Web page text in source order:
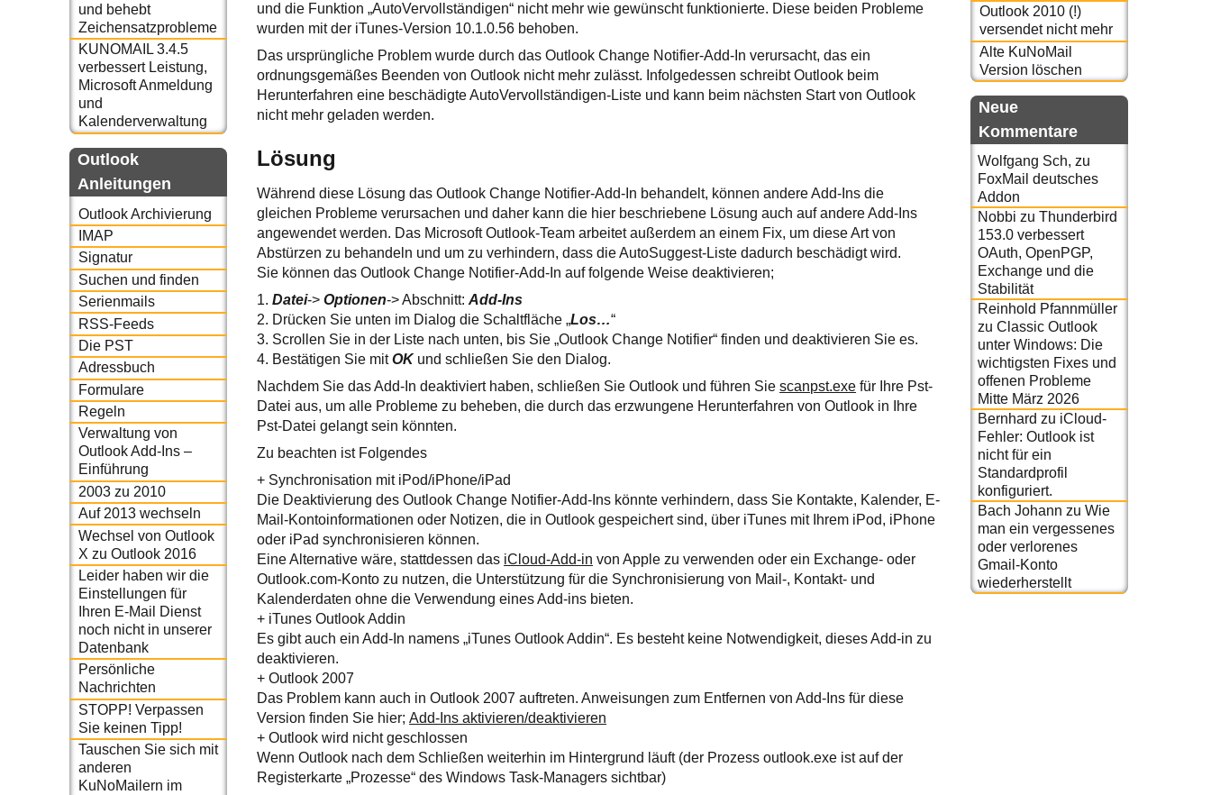
und behebt
Zeichensatzprobleme
KUNOMAIL 3.4.5
verbessert Leistung,
Microsoft Anmeldung
und
Kalenderverwaltung
Outlook
Anleitungen
Outlook Archivierung
IMAP
Signatur
Suchen und finden
Serienmails
RSS-Feeds
Die PST
Adressbuch
Formulare
Regeln
Verwaltung von
Outlook Add-Ins –
Einführung
2003 zu 2010
Auf 2013 wechseln
Wechsel von Outlook
X zu Outlook 2016
Leider haben wir die
Einstellungen für
Ihren E-Mail Dienst
noch nicht in unserer
Datenbank
Persönliche
Nachrichten
STOPP! Verpassen
Sie keinen Tipp!
Tauschen Sie sich mit
anderen
KuNoMailern im
und die Funktion „AutoVervollständigen“ nicht mehr wie gewünscht funktionierte. Diese beiden Probleme
wurden mit der iTunes-Version 10.1.0.56 behoben.
Das ursprüngliche Problem wurde durch das Outlook Change Notifier-Add-In verursacht, das ein
ordnungsgemäßes Beenden von Outlook nicht mehr zulässt. Infolgedessen schreibt Outlook beim
Herunterfahren eine beschädigte AutoVervollständigen-Liste und kann beim nächsten Start von Outlook
nicht mehr geladen werden.
Lösung
Während diese Lösung das Outlook Change Notifier-Add-In behandelt, können andere Add-Ins die
gleichen Probleme verursachen und daher kann die hier beschriebene Lösung auch auf andere Add-Ins
angewendet werden. Das Microsoft Outlook-Team arbeitet außerdem an einem Fix, um diese Art von
Abstürzen zu behandeln und um zu verhindern, dass die AutoSuggest-Liste dadurch beschädigt wird.
Sie können das Outlook Change Notifier-Add-In auf folgende Weise deaktivieren;
1.Datei->Optionen-> Abschnitt:Add-Ins
2. Drücken Sie unten im Dialog die Schaltfläche „Los…“
3. Scrollen Sie in der Liste nach unten, bis Sie „Outlook Change Notifier“ finden und deaktivieren Sie es.
4. Bestätigen Sie mitOK und schließen Sie den Dialog.
Nachdem Sie das Add-In deaktiviert haben, schließen Sie Outlook und führen Siescanpst.exe für Ihre Pst-
Datei aus, um alle Probleme zu beheben, die durch das erzwungene Herunterfahren von Outlook in Ihre
Pst-Datei gelangt sein könnten.
Zu beachten ist Folgendes
+ Synchronisation mit iPod/iPhone/iPad
Die Deaktivierung des Outlook Change Notifier-Add-Ins könnte verhindern, dass Sie Kontakte, Kalender, E-
Mail-Kontoinformationen oder Notizen, die in Outlook gespeichert sind, über iTunes mit Ihrem iPod, iPhone
oder iPad synchronisieren können.
Eine Alternative wäre, stattdessen das iCloud-Add-in von Apple zu verwenden oder ein Exchange- oder
Outlook.com-Konto zu nutzen, die Unterstützung für die Synchronisierung von Mail-, Kontakt- und
Kalenderdaten ohne die Verwendung eines Add-ins bieten.
+ iTunes Outlook Addin
Es gibt auch ein Add-In namens „iTunes Outlook Addin“. Es besteht keine Notwendigkeit, dieses Add-in zu
deaktivieren.
+ Outlook 2007
Das Problem kann auch in Outlook 2007 auftreten. Anweisungen zum Entfernen von Add-Ins für diese
Version finden Sie hier;Add-Ins aktivieren/deaktivieren
+ Outlook wird nicht geschlossen
Wenn Outlook nach dem Schließen weiterhin im Hintergrund läuft (der Prozess outlook.exe ist auf der
Registerkarte „Prozesse“ des Windows Task-Managers sichtbar)
Outlook 2010 (!)
versendet nicht mehr
Alte KuNoMail
Version löschen
Neue
Kommentare
Wolfgang Sch, zu
FoxMail deutsches
Addon
Nobbi zu Thunderbird
153.0 verbessert
OAuth, OpenPGP,
Exchange und die
Stabilität
Reinhold Pfannmüller
zu Classic Outlook
unter Windows: Die
wichtigsten Fixes und
offenen Probleme
Mitte März 2026
Bernhard zu iCloud-
Fehler: Outlook ist
nicht für ein
Standardprofil
konfiguriert.
Bach Johann zu Wie
man ein vergessenes
oder verlorenes
Gmail-Konto
wiederherstellt